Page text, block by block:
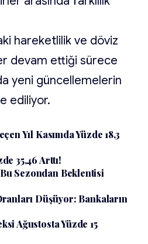
hareketlilik ve döviz
devam ettiği sürece
yeni güncellemelerin
ediliyor.
Yıl Kasımda Yüzde 18,3
35,46 Arttı!
Sezondan Beklentisi
Düşüyor: Bankaların
Ağustosta Yüzde 15